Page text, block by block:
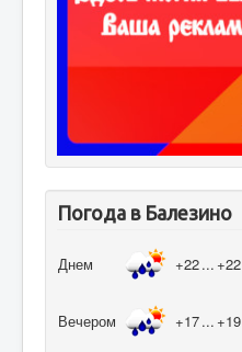
Погода в Балезино
Днем +22... +22
Вечером +17... +19